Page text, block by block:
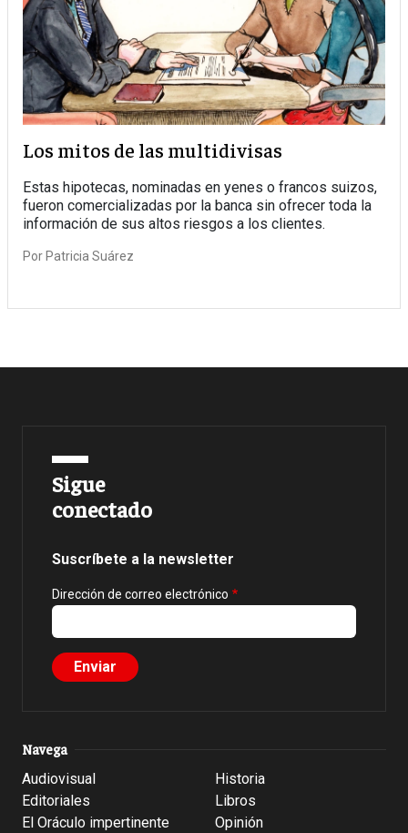
Los mitos de las multidivisas
Estas hipotecas, nominadas en yenes o francos suizos,
fueron comercializadas por la banca sin ofrecer toda la
información de sus altos riesgos a los clientes.
Por Patricia Suárez
Sigue
conectado
Suscríbete a la newsletter
Dirección de correo electrónico
Navega
Audiovisual
Editoriales
El Oráculo impertinente
Historia
Libros
Opinión